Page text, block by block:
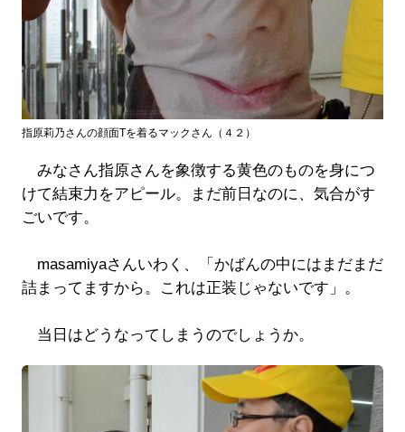
指原莉乃さんの顔面Tを着るマックさん（４２）
みなさん指原さんを象徴する黄色のものを身につ
けて結束力をアピール。まだ前日なのに、気合がす
ごいです。
masamiyaさんいわく、「かばんの中にはまだまだ
詰まってますから。これは正装じゃないです」。
当日はどうなってしまうのでしょうか。